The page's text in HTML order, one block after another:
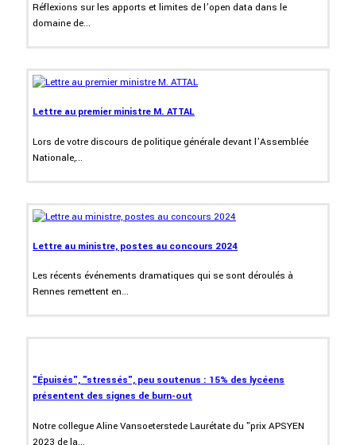
Réflexions sur les apports et limites de l’open data dans le
domaine de...
Lettre au premier ministre M. ATTAL
Lors de votre discours de politique générale devant l’Assemblée
Nationale,...
Lettre au ministre, postes au concours 2024
Les récents événements dramatiques qui se sont déroulés à
Rennes remettent en...
"Épuisés", "stressés", peu soutenus : 15% des lycéens
présentent des signes de burn-out
Notre collegue Aline Vansoeterstede Laurétate du "prix APSYEN
2023 de la...